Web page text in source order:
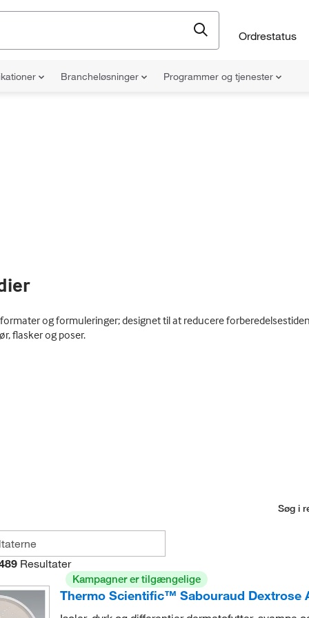
Ordrestatus
Brancheløsninger Programmer og tjenester
og formuleringer; designet til at reducere
flasker og poser.
Søg i
Resultater
Kampagner er tilgængelige
Thermo Scientific™ Sabouraud Dextrose